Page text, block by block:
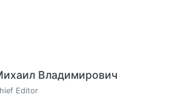
Владимирович
Editor